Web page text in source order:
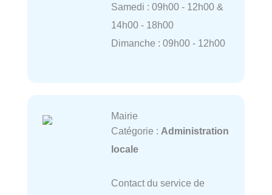
Samedi : 09h00 - 12h00 &
14h00 - 18h00
Dimanche : 09h00 - 12h00
Mairie
Catégorie : Administration
locale
Contact du service de